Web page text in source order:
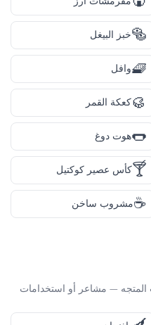
🥯خبز البيغل
🧇وافل
🥮كعكة القمر
🌭هوت دوغ
🍸كأس عصير كوكتيل
☕مشروب ساخن
— مشاعر أو استخدامات